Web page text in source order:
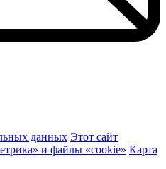
данных Этот сайт
и файлы «cookie» Карта